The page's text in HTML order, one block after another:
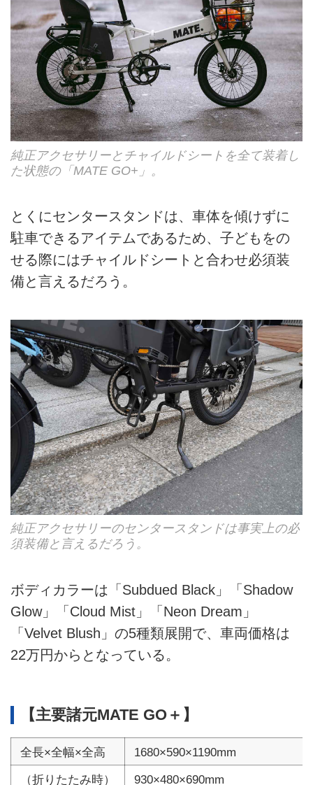
純正アクセサリーとチャイルドシートを全て装着し
た状態の「MATE GO+」。
とくにセンタースタンドは、車体を傾けずに
駐車できるアイテムであるため、子どもをの
せる際にはチャイルドシートと合わせ必須装
備と言えるだろう。
純正アクセサリーのセンタースタンドは事実上の必
須装備と言えるだろう。
ボディカラーは「Subdued Black」「Shadow
Glow」「Cloud Mist」「Neon Dream」
「Velvet Blush」の5種類展開で、車両価格は
22万円からとなっている。
【主要諸元MATE GO＋】
全長×全幅×全高
1680×590×1190mm
（折りたたみ時）
930×480×690mm